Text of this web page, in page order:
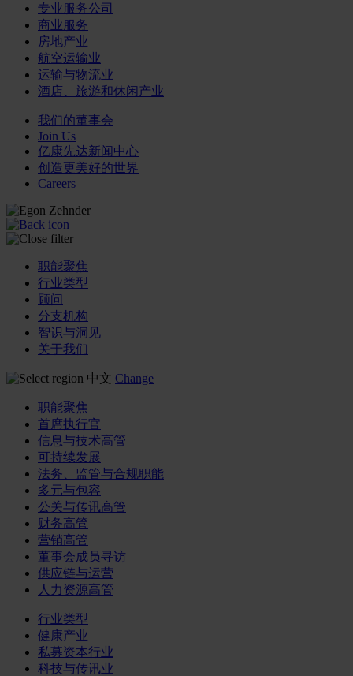
专业服务公司
商业服务
房地产业
航空运输业
运输与物流业
酒店、旅游和休闲产业
我们的董事会
Join Us
亿康先达新闻中心
创造更美好的世界
Careers
职能聚焦
行业类型
顾问
分支机构
智识与洞见
关于我们
中文 Change
职能聚焦
首席执行官
信息与技术高管
可持续发展
法务、监管与合规职能
多元与包容
公关与传讯高管
财务高管
营销高管
董事会成员寻访
供应链与运营
人力资源高管
行业类型
健康产业
私募资本行业
科技与传讯业